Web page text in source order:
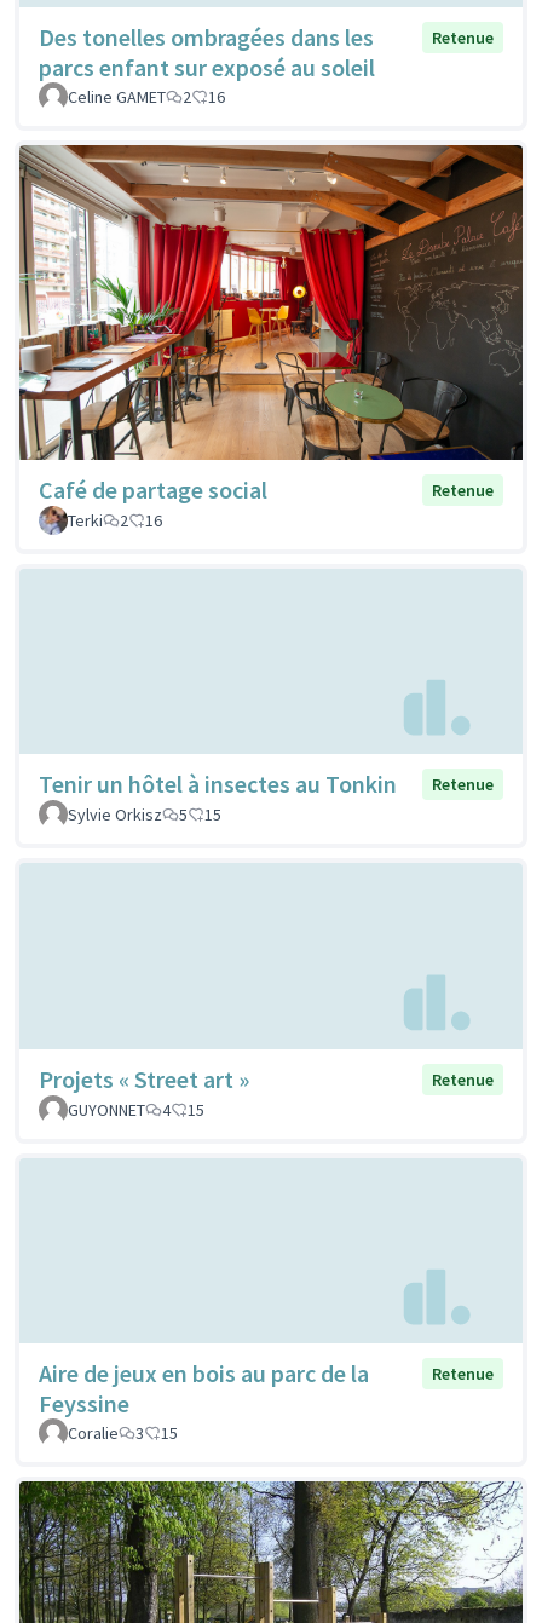
Des tonelles ombragées dans les
parcs enfant sur exposé au soleil
Retenue
Celine GAMET 2 16
Café de partage social
Retenue
Terki
2 16
Tenir un hôtel à insectes au Tonkin
Retenue
Sylvie Orkisz
5 15
Projets « Street art »
Retenue
GUYONNET
4 15
Aire de jeux en bois au parc de la
Feyssine
Retenue
Coralie 3 15